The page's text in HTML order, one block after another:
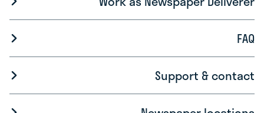
FAQ
Support & contact